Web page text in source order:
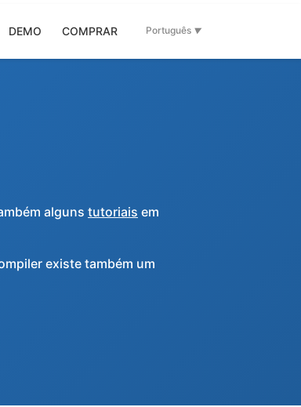
DEMO COMPRAR Português
alguns tutoriais em
existe também um